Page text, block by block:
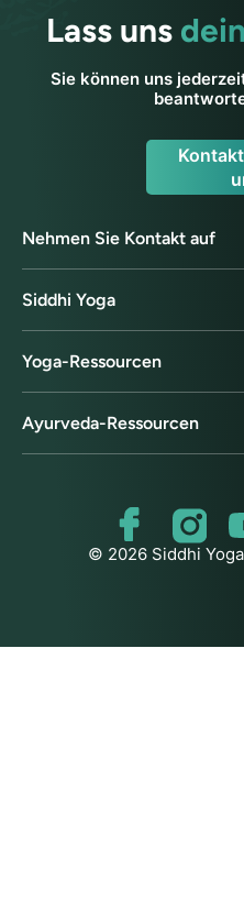
Lass uns
Sie können uns
Nehmen Sie Kontakt auf
Siddhi Yoga
Yoga-Ressourcen
Ayurveda-Ressourcen
© 2026 Siddhi